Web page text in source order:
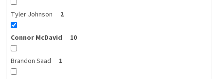
Tyler Johnson 2
Connor McDavid 10
Brandon Saad 1